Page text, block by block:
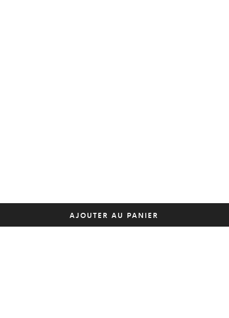
AJOUTER AU PANIER